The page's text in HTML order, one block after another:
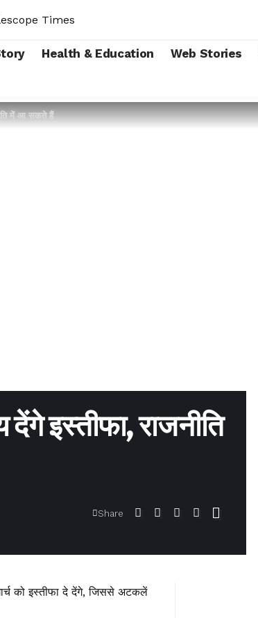
Health & Education Web Stories
में आ सकते हैं
देंगे इस्तीफा, राजनीति
Share
को इस्तीफा दे देंगे, जिससे अटकलें